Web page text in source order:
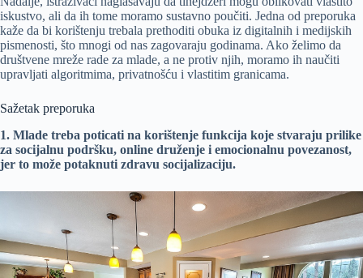
iskustvo, ali da ih tome moramo sustavno poučiti. Jedna od preporuka
kaže da bi korištenju trebala prethoditi obuka iz digitalnih i medijskih
pismenosti, što mnogi od nas zagovaraju godinama. Ako želimo da
društvene mreže rade za mlade, a ne protiv njih, moramo ih naučiti
upravljati algoritmima, privatnošću i vlastitim granicama.
Sažetak preporuka
1. Mlade treba poticati na korištenje funkcija koje stvaraju prilike
za socijalnu podršku, online druženje i emocionalnu povezanost,
jer to može potaknuti zdravu socijalizaciju.